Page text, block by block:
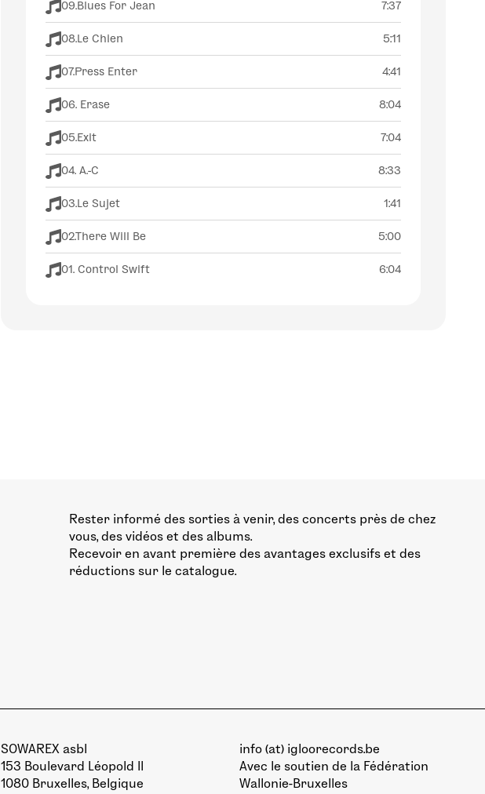
09.Blues For Jean 7:37
08.Le Chien 5:11
07.Press Enter 4:41
06. Erase 8:04
05.Exit 7:04
04. A.-C 8:33
03.Le Sujet 1:41
02.There Will Be 5:00
01. Control Swift 6:04
Rester informé des sorties à venir, des concerts près de chez
vous, des vidéos et des albums.
Recevoir en avant première des avantages exclusifs et des
réductions sur le catalogue.
SOWAREX asbl
153 Boulevard Léopold II
1080 Bruxelles, Belgique
info (at) igloorecords.be
Avec le soutien de la Fédération
Wallonie-Bruxelles